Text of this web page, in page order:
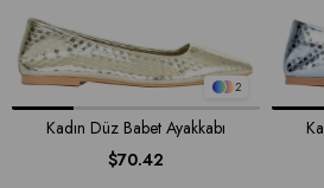
2
Kadın Düz Babet Ayakkabı
$70.42